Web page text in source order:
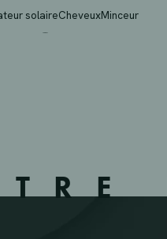
solaireCheveuxMinceur
–